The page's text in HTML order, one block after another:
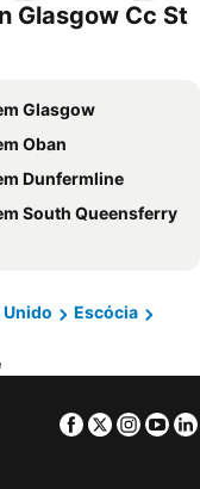
Glasgow Cc St
Glasgow
Oban
Dunfermline
South Queensferry
Unido
Escócia
Facebook
Twitter